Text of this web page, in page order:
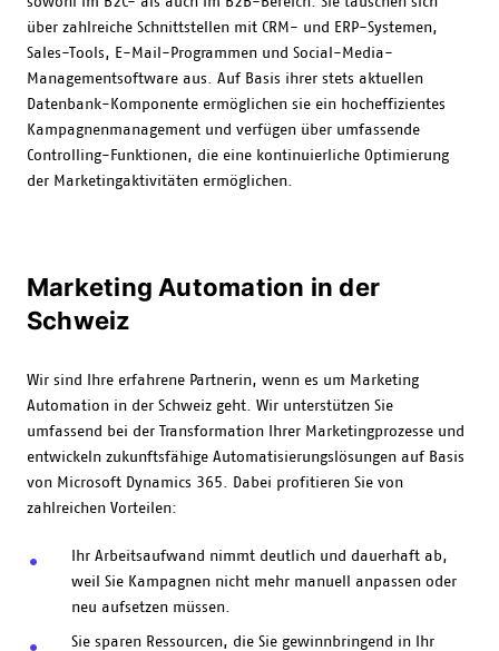
über zahlreiche Schnittstellen mit CRM- und ERP-Systemen,
Sales-Tools, E-Mail-Programmen und Social-Media-
Managementsoftware aus. Auf Basis ihrer stets aktuellen
Datenbank-Komponente ermöglichen sie ein hocheffizientes
Kampagnenmanagement und verfügen über umfassende
Controlling-Funktionen, die eine kontinuierliche Optimierung
der Marketingaktivitäten ermöglichen.
Marketing Automation in der
Schweiz
Wir sind Ihre erfahrene Partnerin, wenn es um Marketing
Automation in der Schweiz geht. Wir unterstützen Sie
umfassend bei der Transformation Ihrer Marketingprozesse und
entwickeln zukunftsfähige Automatisierungslösungen auf Basis
von Microsoft Dynamics 365. Dabei profitieren Sie von
zahlreichen Vorteilen:
Ihr Arbeitsaufwand nimmt deutlich und dauerhaft ab,
weil Sie Kampagnen nicht mehr manuell anpassen oder
neu aufsetzen müssen.
Sie sparen Ressourcen, die Sie gewinnbringend in Ihr